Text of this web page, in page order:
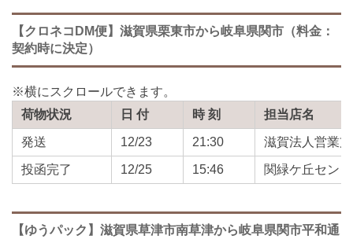
【クロネコDM便】滋賀県栗東市から岐阜県関市（料金：
契約時に決定）
荷物状況 日 付 時 刻 担当店名
発送 12/23 21:30 滋賀法人営業
投函完了 12/25 15:46 関緑ケ丘セン
【ゆうパック】滋賀県草津市南草津から岐阜県関市平和通